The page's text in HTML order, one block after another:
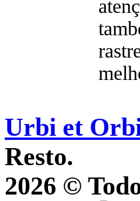
Urbi et
Resto.
2026 ©